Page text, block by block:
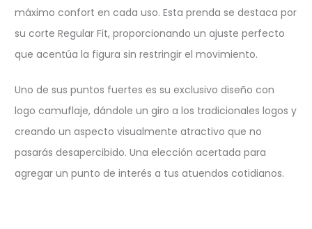
máximo confort en cada uso. Esta prenda se destaca por
su corte Regular Fit, proporcionando un ajuste perfecto
que acentúa la figura sin restringir el movimiento.
Uno de sus puntos fuertes es su exclusivo diseño con
logo camuflaje, dándole un giro a los tradicionales logos y
creando un aspecto visualmente atractivo que no
pasarás desapercibido. Una elección acertada para
agregar un punto de interés a tus atuendos cotidianos.